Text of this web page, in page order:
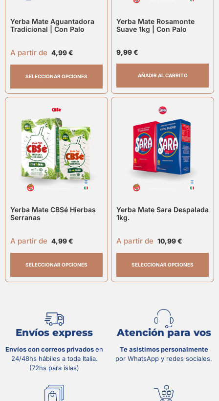
Yerba Mate Aguantadora
Tradicional | Con Palo
A partir de 4,99€
SELECCIONAR OPCIONES
Yerba Mate Rosamonte
Suave 1kg | Con Palo
9,99€
AÑADIR AL CARRITO
Yerba Mate CBSé Hierbas
Serranas
A partir de 4,99€
SELECCIONAR OPCIONES
Yerba Mate Sara Despalada
1kg.
A partir de 10,99€
SELECCIONAR OPCIONES
Envíos express
Envíos con correos privadosen
24/48hs hábiles a toda Italia.
(72hs para islas)
Atención para vos
Te asistimos personalmente
por WhatsApp y redes sociales.